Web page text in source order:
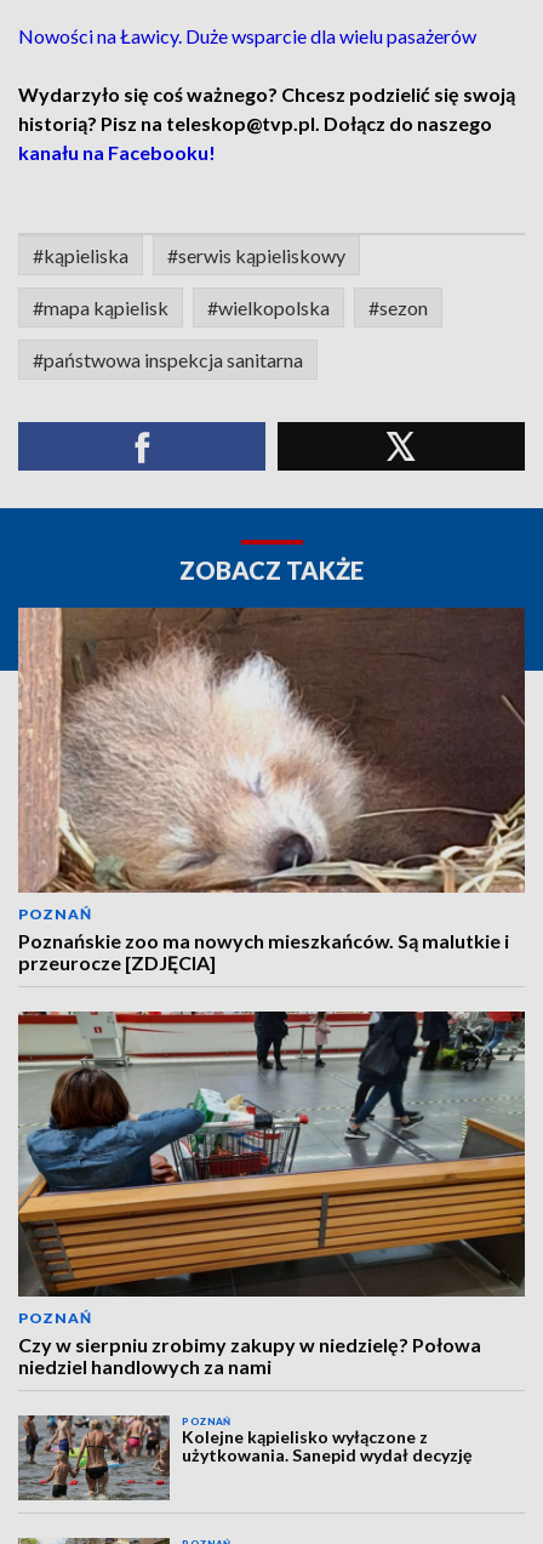
Nowości na Ławicy. Duże wsparcie dla wielu pasażerów
Wydarzyło się coś ważnego? Chcesz podzielić się swoją
historią? Pisz na teleskop@tvp.pl. Dołącz do naszego
kanału na Facebooku!
#kąpieliska #serwis kąpieliskowy
#mapa kąpielisk #wielkopolska #sezon
#państwowa inspekcja sanitarna
ZOBACZ TAKŻE
POZNAŃ
Poznańskie zoo ma nowych mieszkańców. Są malutkie i
przeurocze [ZDJĘCIA]
POZNAŃ
Czy w sierpniu zrobimy zakupy w niedzielę? Połowa
niedziel handlowych za nami
POZNAŃ
Kolejne kąpielisko wyłączone z
użytkowania. Sanepid wydał decyzję